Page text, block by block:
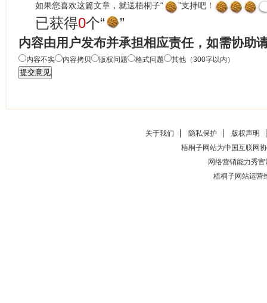
如果您喜欢这篇文章，就送梧桐子“ ”支持吧！
已获得0个“ ”
内容由用户发布并承担相应责任，如需协助
内容不实 内容拷贝 版权问题 格式问题 其他（300字以内）
关于我们 隐私保护
版权声明
梧桐子网站为中国互联网
网络营销能力秀官
梧桐子网站运营